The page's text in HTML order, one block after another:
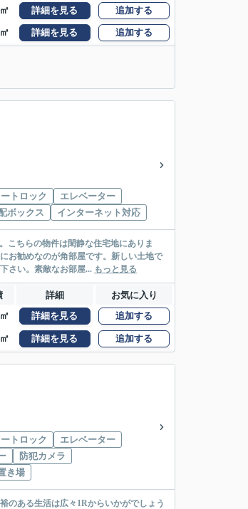
詳細を見る 追加する
詳細を見る 追加する
トロック
エレベーター
ボックス インターネット対応
こちらの物件は閑静な住宅地にありま
お勧めなのが角部屋です。新しい土地で
さい。素敵なお部屋... もっと見る
詳細
お気に入り
詳細を見る 追加する
詳細を見る 追加する
トロック
エレベーター
防犯カメラ
き場
のある生活は広々1Rからいかがでしょう